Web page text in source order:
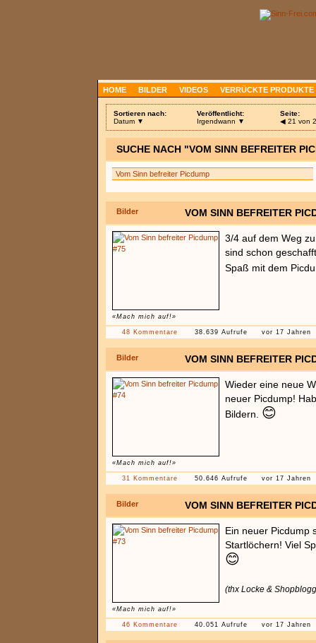
HOME BILDER VIDEOS VERRÜCKTE PRODUKTE
Sortieren nach:
Datum ▼
Veröffentlicht:
Irgendwann ▼
Seite:
◀ 21 von
SUCHE NACH "VOM SINN BEFREITER
Bilder VOM SINN BEFREITER
«Mach mich auf!»
3/4 auf dem Weg
sind schon
Spaß mit dem
48 Kommentare 38.639 Aufrufe vor 17 Jahren
Bilder VOM SINN BEFREITER
«Mach mich auf!»
Wieder eine neue
neuer Picdump!
Bildern. 😊
31 Kommentare 50.646 Aufrufe vor 17 Jahren
Bilder VOM SINN BEFREITER
«Mach mich auf!»
Ein neuer Picdump
Startlöchern! Viel
😊
(thx Locke &
46 Kommentare 40.051 Aufrufe vor 17 Jahren